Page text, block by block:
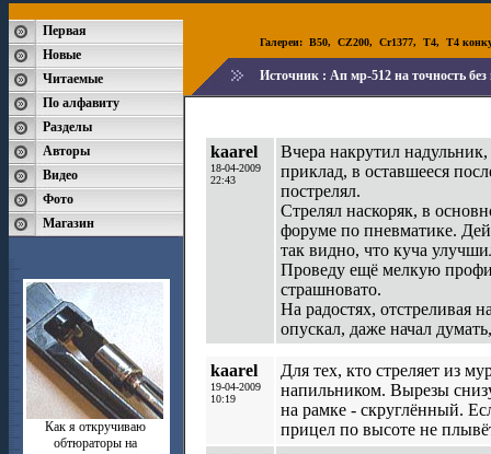
Первая
Новые
Читаемые
По алфавиту
Разделы
Авторы
Видео
Фото
Магазин
Как я откручиваю
обтюраторы на
Галереи: B50, CZ200, Cr1377, T4, T4
Источник : Ап мр-512 на точность
kaarel
18-04-2009
22:43
Вчера накрутил
приклад, в оставшееся
пострелял.
Стрелял наскоряк, в
форуме по пневматике.
так видно, что куча
Проведу ещё мелкую
страшновато.
На радостях, отстреливая
опускал, даже начал
kaarel
19-04-2009
10:19
Для тех, кто стреляет из
напильником. Вырезы
на рамке - скруглённый.
прицел по высоте не